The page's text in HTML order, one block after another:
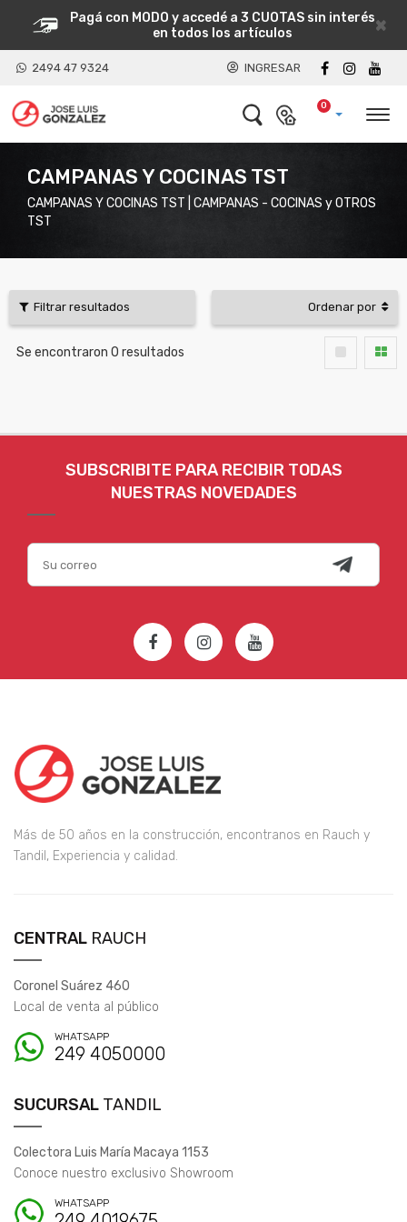
×
Pagá con MODO y accedé a 3 CUOTAS sin interés
en todos los artículos
2494 47 9324 INGRESAR
0
CAMPANAS Y COCINAS TST
CAMPANAS Y COCINAS TST | CAMPANAS - COCINAS y OTROS
TST
Filtrar resultados Ordenar por
Se encontraron 0 resultados
SUBSCRIBITE PARA RECIBIR TODAS
NUESTRAS NOVEDADES
Más de 50 años en la construcción, encontranos en Rauch y
Tandil, Experiencia y calidad.
CENTRAL RAUCH
Coronel Suárez 460
Local de venta al público
WHATSAPP
249 4050000
SUCURSAL TANDIL
Colectora Luis María Macaya 1153
Conoce nuestro exclusivo Showroom
WHATSAPP